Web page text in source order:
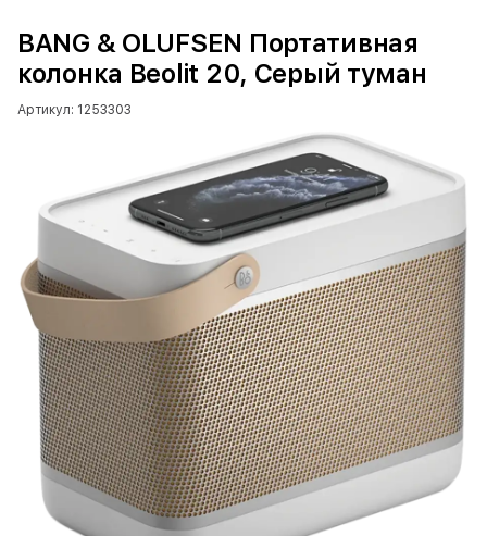
BANG & OLUFSEN Портативная
колонка Beolit 20, Серый туман
Артикул: 1253303